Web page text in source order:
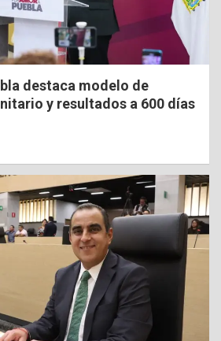
destaca modelo de
y resultados a 600 días